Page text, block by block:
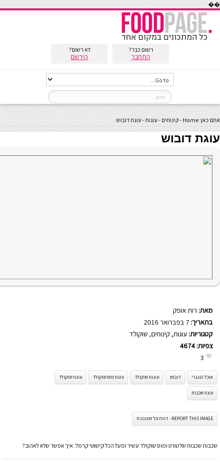
��
רשום כבר?
התחבר
לא רשום?
הירשם
אתם כאן: Home
-קינוחים - עוגות- עוגת דובוש
עוגת דובוש
מאת: רות אופק
בתאריך:
קטגוריות: עוגות, קינוחים, שוקולד
צפיות: 4674
3
אוכל הונגרי דובוש עוגות שוקולד עוגת מוס שוקולד עוגת שוקולד
עוגת שכבות
REPORT THIS IMAGE - דווח על תמונה זו
שכבות שכבות של טורט ומוס שוקולד עשיר ומעל הכל קישוטי קרמל. איך אפשר שלא לאהוב?